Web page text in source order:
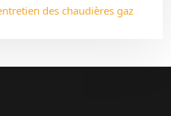
des chaudières gaz